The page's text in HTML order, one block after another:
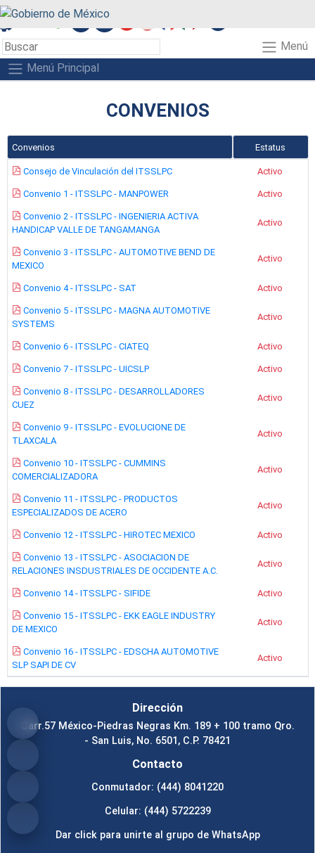
Menú
Menú Principal
CONVENIOS
Convenios Estatus
Consejo de Vinculación del ITSSLPC Activo
Convenio 1 - ITSSLPC - MANPOWER Activo
Convenio 2 - ITSSLPC - INGENIERIA ACTIVA
HANDICAP VALLE DE TANGAMANGA
Activo
Convenio 3 - ITSSLPC - AUTOMOTIVE BEND DE
MEXICO
Activo
Convenio 4 - ITSSLPC - SAT Activo
Convenio 5 - ITSSLPC - MAGNA AUTOMOTIVE
SYSTEMS
Activo
Convenio 6 - ITSSLPC - CIATEQ Activo
Convenio 7 - ITSSLPC - UICSLP Activo
Convenio 8 - ITSSLPC - DESARROLLADORES
CUEZ
Activo
Convenio 9 - ITSSLPC - EVOLUCIONE DE
TLAXCALA
Activo
Convenio 10 - ITSSLPC - CUMMINS
COMERCIALIZADORA
Activo
Convenio 11 - ITSSLPC - PRODUCTOS
ESPECIALIZADOS DE ACERO
Activo
Convenio 12 - ITSSLPC - HIROTEC MEXICO Activo
Convenio 13 - ITSSLPC - ASOCIACION DE
RELACIONES INSDUSTRIALES DE OCCIDENTE A.C.
Activo
Convenio 14 - ITSSLPC - SIFIDE Activo
Convenio 15 - ITSSLPC - EKK EAGLE INDUSTRY
DE MEXICO
Activo
Convenio 16 - ITSSLPC - EDSCHA AUTOMOTIVE
SLP SAPI DE CV
Activo
Dirección
Carr.57 México-Piedras Negras Km. 189 + 100 tramo Qro.
- San Luis, No. 6501, C.P. 78421
Contacto
Conmutador: (444) 8041220
Celular: (444) 5722239
Dar click para unirte al grupo de WhatsApp